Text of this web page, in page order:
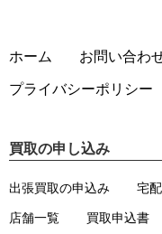
ホーム お問い合わ
プライバシーポリシー
買取の申し込み
出張買取の申込み 宅
店舗一覧 買取申込書